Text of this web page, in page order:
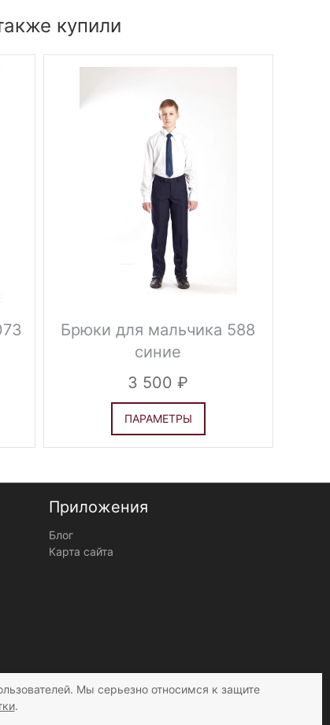
купили
Брюки для мальчика 588
синие
3 500
ПАРАМЕТРЫ
Приложения
Блог
Карта сайта
Мы серьезно относимся к защите
.